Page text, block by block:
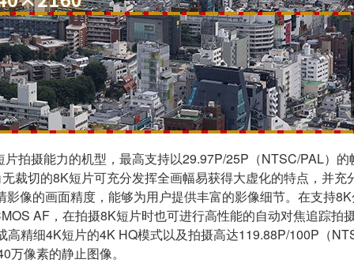
拍摄能力的机型，最高支持以29.97P/25P（NTSC/PAL）
裁切的8K短片可充分发挥全画幅易获得大虚化的特点，并
像的画面精度，能够为用户提供丰富的影像细节。在支持
AF，在拍摄8K短片时也可进行高性能的自动对焦追踪拍
精细4K短片的4K HQ模式以及拍摄高达119.88P/100P（
像素的静止图像。